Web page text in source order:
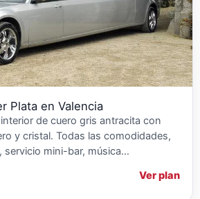
Plata en Valencia
de cuero gris antracita con
y cristal. Todas las comodidades,
servicio mini-bar, música…
Ver plan